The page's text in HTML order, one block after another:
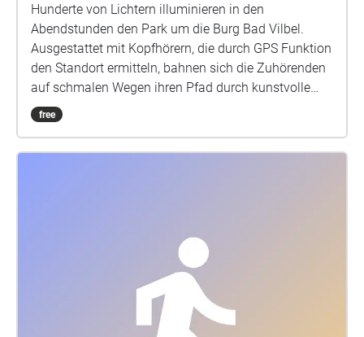
Hunderte von Lichtern illuminieren in den
Abendstunden den Park um die Burg Bad Vilbel.
Ausgestattet mit Kopfhörern, die durch GPS Funktion
den Standort ermitteln, bahnen sich die Zuhörenden
auf schmalen Wegen ihren Pfad durch kunstvolle
Licht- und Klanginstallationen. Kein Weg ist gleich,
Stimmen wandern, werden leiser und lauter und
Kerner Sounddesign: Louisa Beck Dramaturgie:
Angelika Zwack Produktionsassistenz: Maren Burger
Technische Mitarbeit: HELLA LUX; Lenja Busch und
Lippmann, Simone Müller, Henning Mittwollen,
free